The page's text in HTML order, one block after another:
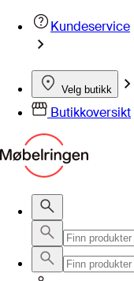
Kundeservice
Velg butikk
Butikkoversikt